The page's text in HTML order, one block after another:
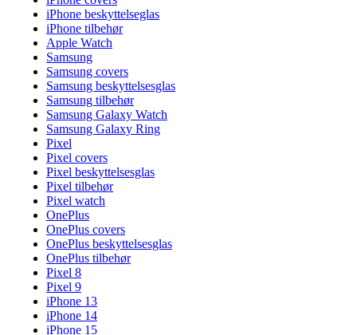
iPhone beskyttelseglas
iPhone tilbehør
Apple Watch
Samsung
Samsung covers
Samsung beskyttelsesglas
Samsung tilbehør
Samsung Galaxy Watch
Samsung Galaxy Ring
Pixel
Pixel covers
Pixel beskyttelsesglas
Pixel tilbehør
Pixel watch
OnePlus
OnePlus covers
OnePlus beskyttelsesglas
OnePlus tilbehør
Pixel 8
Pixel 9
iPhone 13
iPhone 14
iPhone 15